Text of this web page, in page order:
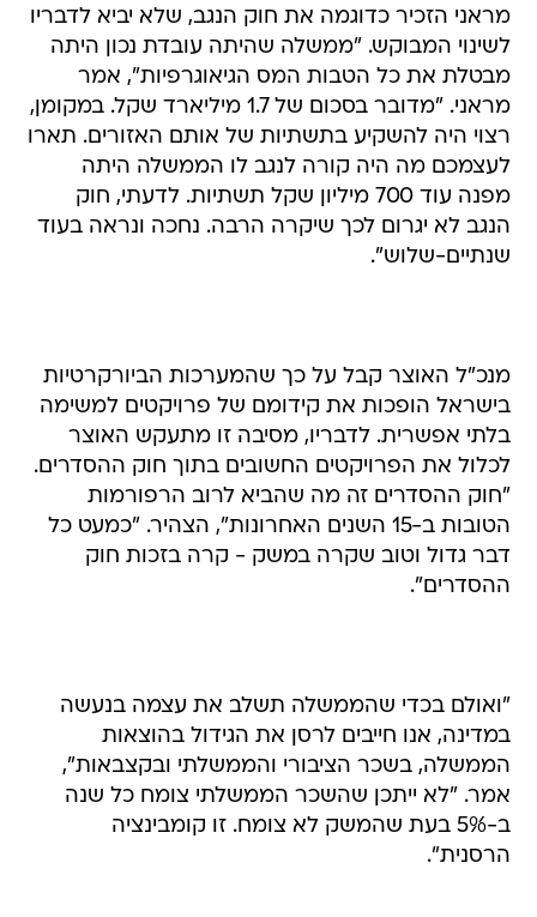
מראני הזכיר כדוגמה את חוק הנגב, שלא יביא לדבריו
לשינוי המבוקש. "ממשלה שהיתה עובדת נכון היתה
מבטלת את כל הטבות המס הגיאוגרפיות", אמר
מראני. "מדובר בסכום של 1.7 מיליארד שקל. במקומן,
רצוי היה להשקיע בתשתיות של אותם האזורים. תארו
לעצמכם מה היה קורה לנגב לו הממשלה היתה
מפנה עוד 700 מיליון שקל תשתיות. לדעתי, חוק
הנגב לא יגרום לכך שיקרה הרבה. נחכה ונראה בעוד
שנתיים-שלוש".
מנכ"ל האוצר קבל על כך שהמערכות הביורקרטיות
בישראל הופכות את קידומם של פרויקטים למשימה
בלתי אפשרית. לדבריו, מסיבה זו מתעקש האוצר
לכלול את הפרויקטים החשובים בתוך חוק ההסדרים.
"חוק ההסדרים זה מה שהביא לרוב הרפורמות
הטובות ב-15 השנים האחרונות", הצהיר. "כמעט כל
דבר גדול וטוב שקרה במשק - קרה בזכות חוק
ההסדרים".
"ואולם בכדי שהממשלה תשלב את עצמה בנעשה
במדינה, אנו חייבים לרסן את הגידול בהוצאות
הממשלה, בשכר הציבורי והממשלתי ובקצבאות",
אמר. "לא ייתכן שהשכר הממשלתי צומח כל שנה
ב-5% בעת שהמשק לא צומח. זו קומבינציה
הרסנית".